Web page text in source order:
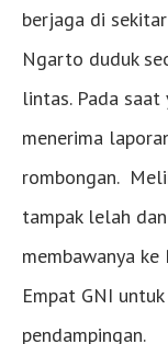
berjaga di
Ngarto duduk
lintas. Pada saat
menerima
rombongan.
tampak lelah
membawanya
Empat GNI
pendampingan.